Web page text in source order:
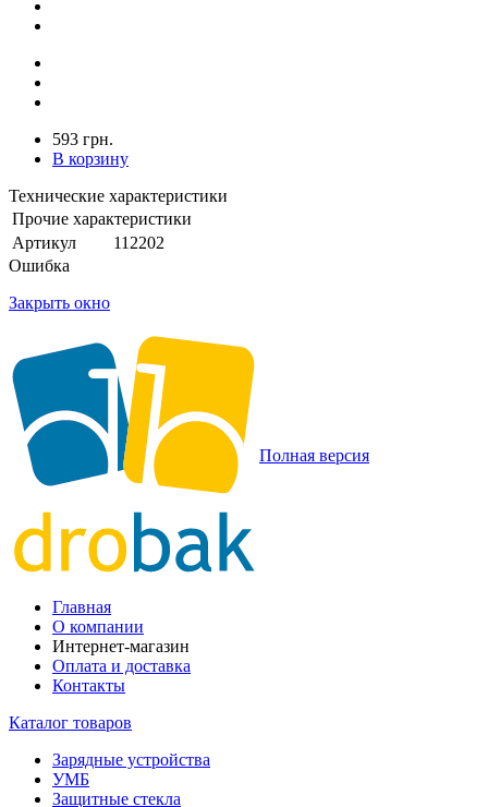
593 грн.
В корзину
Технические характеристики
Прочие характеристики
Артикул
112202
Ошибка
Закрыть окно
Полная версия
Главная
О компании
Интернет-магазин
Оплата и доставка
Контакты
Каталог товаров
Зарядные устройства
УМБ
Защитные стекла